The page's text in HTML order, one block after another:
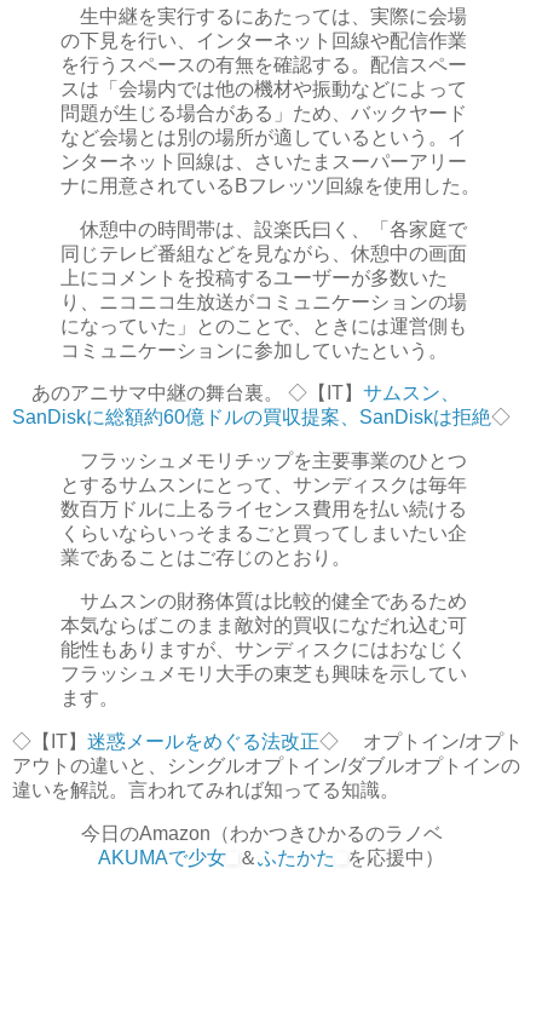
生中継を実行するにあたっては、実際に会場
の下見を行い、インターネット回線や配信作業
を行うスペースの有無を確認する。配信スペー
スは「会場内では他の機材や振動などによって
問題が生じる場合がある」ため、バックヤード
など会場とは別の場所が適しているという。イ
ンターネット回線は、さいたまスーパーアリー
ナに用意されているBフレッツ回線を使用した。
休憩中の時間帯は、設楽氏曰く、「各家庭で
同じテレビ番組などを見ながら、休憩中の画面
上にコメントを投稿するユーザーが多数いた
り、ニコニコ生放送がコミュニケーションの場
になっていた」とのことで、ときには運営側も
コミュニケーションに参加していたという。
あのアニサマ中継の舞台裏。 ◇【IT】 サムスン、
SanDiskに総額約60億ドルの買収提案、SanDiskは拒絶◇
フラッシュメモリチップを主要事業のひとつ
とするサムスンにとって、サンディスクは毎年
数百万ドルに上るライセンス費用を払い続ける
くらいならいっそまるごと買ってしまいたい企
業であることはご存じのとおり。
サムスンの財務体質は比較的健全であるため
本気ならばこのまま敵対的買収になだれ込む可
能性もありますが、サンディスクにはおなじく
フラッシュメモリ大手の東芝も興味を示してい
ます。
◇【IT】 迷惑メールをめぐる法改正◇ オプトイン/オプト
アウトの違いと、シングルオプトイン/ダブルオプトインの
違いを解説。言われてみれば知ってる知識。
今日のAmazon（わかつきひかるのラノベ
AKUMAで少女
＆ふたかた を応援中）